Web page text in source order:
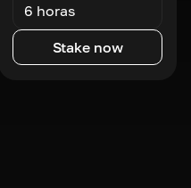
6 horas
Stake now